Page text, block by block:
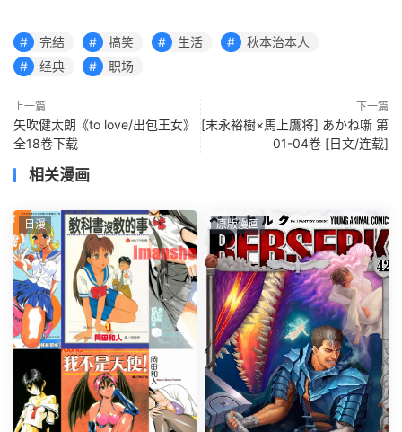
完结 搞笑 生活
秋本治本人
经典
职场
上一篇
矢吹健太朗《to love/出包王女》
全18卷下载
下一篇
[末永裕樹×馬上鷹将] あかね噺 第
01-04卷 [日文/连载]
相关漫画
日漫 原版漫画